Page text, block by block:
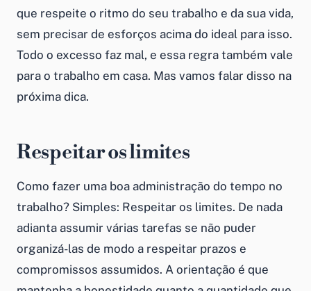
que respeite o ritmo do seu trabalho e da sua vida,
sem precisar de esforços acima do ideal para isso.
Todo o excesso faz mal, e essa regra também vale
para o trabalho em casa. Mas vamos falar disso na
próxima dica.
Respeitar os limites
Como fazer uma boa administração do tempo no
trabalho? Simples: Respeitar os limites. De nada
adianta assumir várias tarefas se não puder
organizá-las de modo a respeitar prazos e
compromissos assumidos. A orientação é que